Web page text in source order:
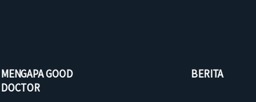
MENGAPA GOOD
DOCTOR
BERITA